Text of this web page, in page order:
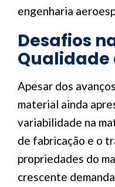
engenharia
Desafios
Qualidade
Apesar dos
material ainda
variabilidade na
de fabricação e o
propriedades do
crescente